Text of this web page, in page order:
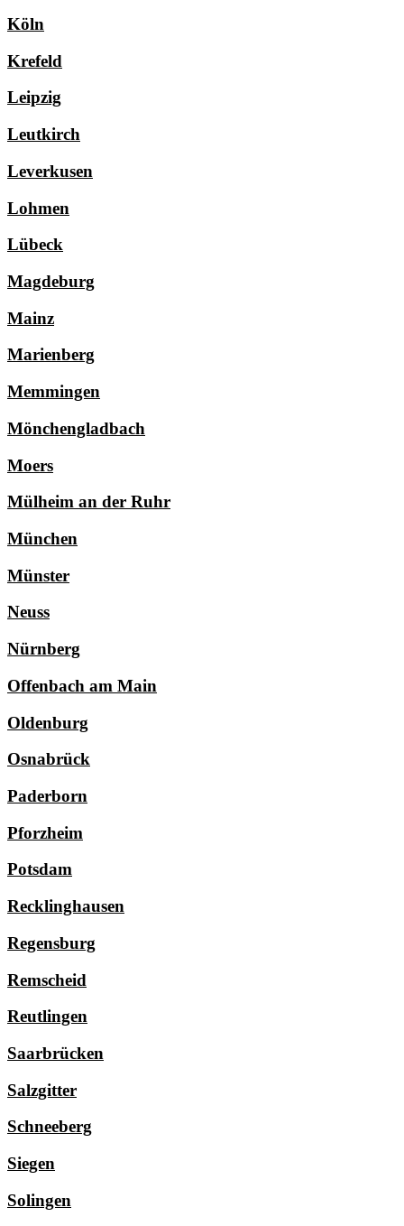
Köln
Krefeld
Leipzig
Leutkirch
Leverkusen
Lohmen
Lübeck
Magdeburg
Mainz
Marienberg
Memmingen
Mönchengladbach
Moers
Mülheim an der Ruhr
München
Münster
Neuss
Nürnberg
Offenbach am Main
Oldenburg
Osnabrück
Paderborn
Pforzheim
Potsdam
Recklinghausen
Regensburg
Remscheid
Reutlingen
Saarbrücken
Salzgitter
Schneeberg
Siegen
Solingen